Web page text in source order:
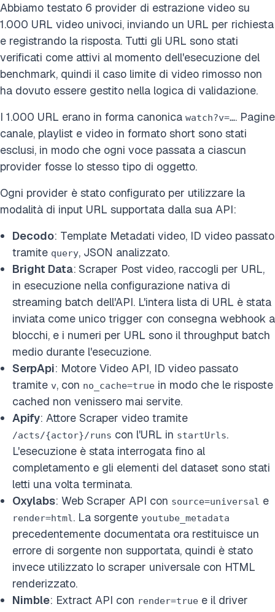
Abbiamo testato 6 provider di estrazione video su
1.000 URL video univoci, inviando un URL per richiesta
e registrando la risposta. Tutti gli URL sono stati
verificati come attivi al momento dell'esecuzione del
benchmark, quindi il caso limite di video rimosso non
ha dovuto essere gestito nella logica di validazione.
I 1.000 URL erano in forma canonica watch?v=…. Pagine
canale, playlist e video in formato short sono stati
esclusi, in modo che ogni voce passata a ciascun
provider fosse lo stesso tipo di oggetto.
Ogni provider è stato configurato per utilizzare la
modalità di input URL supportata dalla sua API:
Decodo: Template Metadati video, ID video passato
tramite query, JSON analizzato.
Bright Data: Scraper Post video, raccogli per URL,
in esecuzione nella configurazione nativa di
streaming batch dell'API. L'intera lista di URL è stata
inviata come unico trigger con consegna webhook a
blocchi, e i numeri per URL sono il throughput batch
medio durante l'esecuzione.
SerpApi: Motore Video API, ID video passato
tramite v, con no_cache=true in modo che le risposte
cached non venissero mai servite.
Apify: Attore Scraper video tramite
/acts/{actor}/runs con l'URL in startUrls.
L'esecuzione è stata interrogata fino al
completamento e gli elementi del dataset sono stati
letti una volta terminata.
Oxylabs: Web Scraper API con source=universal e
render=html . La sorgente youtube_metadata
precedentemente documentata ora restituisce un
errore di sorgente non supportata, quindi è stato
invece utilizzato lo scraper universale con HTML
renderizzato.
Nimble: Extract API con render=true e il driver